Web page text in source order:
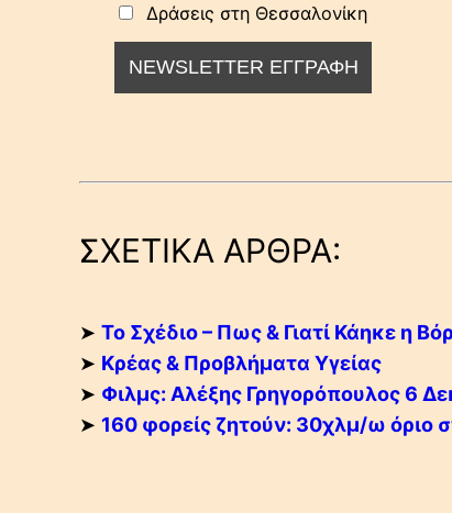
Δράσεις στη Θεσσαλονίκη
ΣΧΕΤΙΚΑ ΑΡΘΡΑ:
➤ Το Σχέδιο – Πως & Γιατί Κάηκε η
➤ Κρέας & Προβλήματα Υγείας
➤ Φιλμς: Αλέξης Γρηγορόπουλος 6
➤ 160 φορείς ζητούν: 30χλμ/ω όριο